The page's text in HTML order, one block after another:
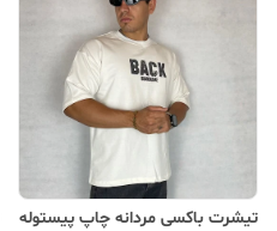
تیشرت باکسی مردانه چاپ پیستوله